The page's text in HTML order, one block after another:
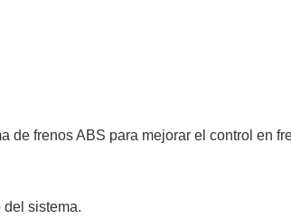
de frenos ABS para mejorar el control en
sistema.